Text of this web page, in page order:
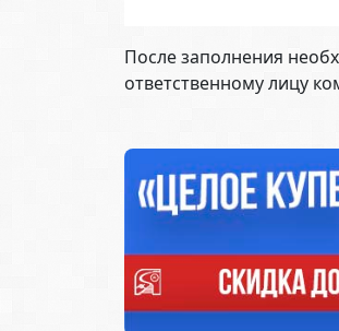
После заполнения
ответственному лицу